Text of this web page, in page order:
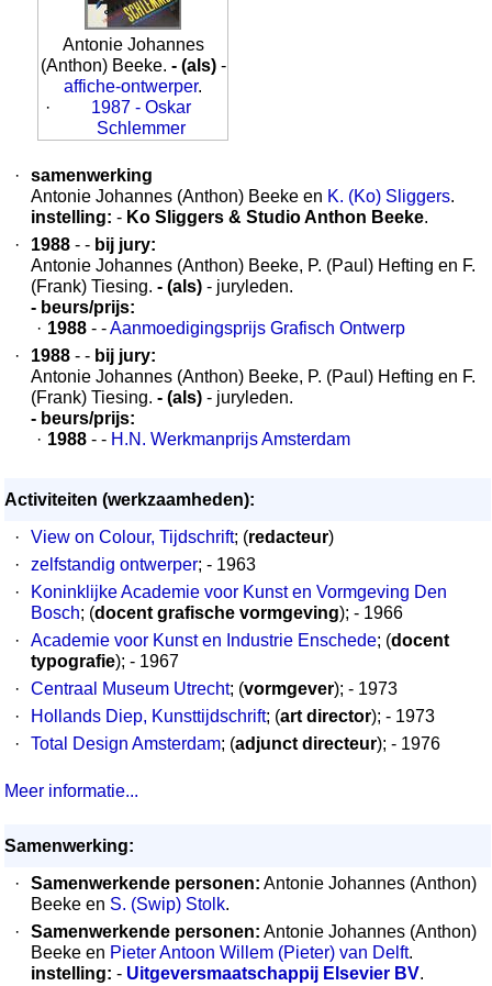
Antonie Johannes
(Anthon) Beeke. - (als) -
affiche-ontwerper.
·
1987 - Oskar
Schlemmer
·
samenwerking
Antonie Johannes (Anthon) Beeke en K. (Ko) Sliggers.
instelling: - Ko Sliggers & Studio Anthon Beeke.
·
1988 - - bij jury:
Antonie Johannes (Anthon) Beeke, P. (Paul) Hefting en F.
(Frank) Tiesing. - (als) - juryleden.
- beurs/prijs:
· 1988 - -Aanmoedigingsprijs Grafisch Ontwerp
·
1988 - - bij jury:
Antonie Johannes (Anthon) Beeke, P. (Paul) Hefting en F.
(Frank) Tiesing. - (als) - juryleden.
- beurs/prijs:
· 1988 - - H.N. Werkmanprijs Amsterdam
Activiteiten (werkzaamheden):
·
View on Colour, Tijdschrift; (redacteur)
·
zelfstandig ontwerper; - 1963
·
Koninklijke Academie voor Kunst en Vormgeving Den
Bosch; (docent grafische vormgeving); - 1966
·
Academie voor Kunst en Industrie Enschede; (docent
typografie); - 1967
·
Centraal Museum Utrecht; (vormgever); - 1973
·
Hollands Diep, Kunsttijdschrift; (art director); - 1973
·
Total Design Amsterdam; (adjunct directeur); - 1976
Meer informatie...
Samenwerking:
·
Samenwerkende personen: Antonie Johannes (Anthon)
Beeke en S. (Swip) Stolk.
·
Samenwerkende personen: Antonie Johannes (Anthon)
Beeke en Pieter Antoon Willem (Pieter) van Delft.
instelling: - Uitgeversmaatschappij Elsevier BV.